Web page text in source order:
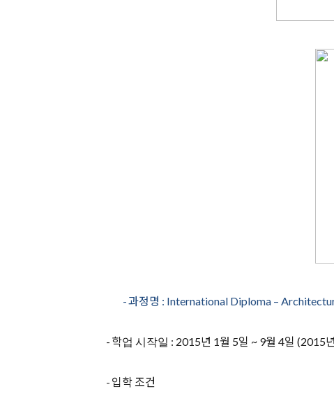
-과정명 : International Diploma –
- 학업 시작일 : 2015년 1월 5일 ~ 9월 4일 (2015년
- 입학 조건